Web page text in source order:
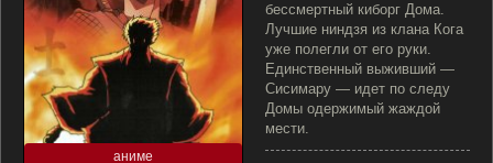
аниме
бессмертный киборг Дома.
Лучшие ниндзя из клана Кога
уже полегли от его руки.
Единственный выживший —
Сисимару — идет по следу
Домы одержимый жаждой
мести.